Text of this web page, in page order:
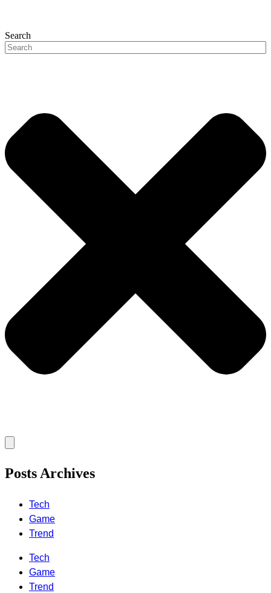
Search
Posts Archives
Tech
Game
Trend
Tech
Game
Trend